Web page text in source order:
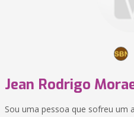
Jean Rodrigo
Sou uma pessoa que sofreu um